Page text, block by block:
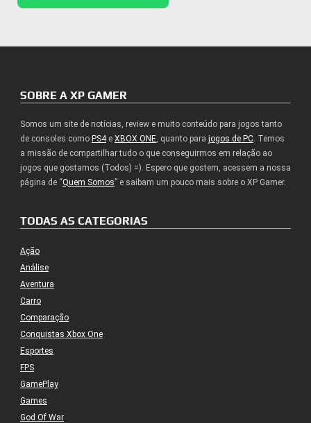
SOBRE A XP GAMER
Somos um site de notícias, review e muito conteúdo para jogos tanto
de consoles como PS4e XBOX ONE, quanto para jogos de PC. Temos
a missão de compartilhar tudo o que conseguirmos em relação ao
jogos que gostamos (Todos) =). Espero que gostem, acessem a nossa
página de “Quem Somos” e saibam um pouco mais sobre o XP Gamer.
TODAS AS CATEGORIAS
Ação
Análise
Aventura
Carro
Comparação
Conquistas Xbox One
Esportes
FPS
GamePlay
Games
God Of War